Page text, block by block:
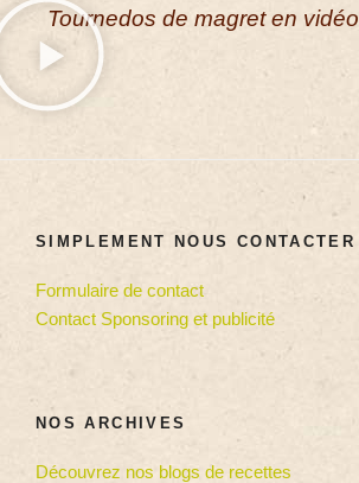
Tournedos de magret en vidéo
SIMPLEMENT NOUS CONTACTER
Formulaire de contact
Contact Sponsoring et publicité
NOS ARCHIVES
Découvrez nos blogs de recettes